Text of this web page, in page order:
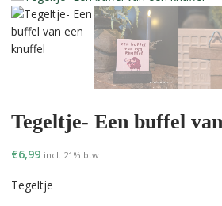
Tegeltje- Een buffel
€6,99 incl. 21% btw
Tegeltje